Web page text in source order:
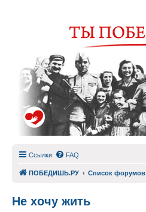
Ссылки FAQ
ПОБЕДИШЬ.РУ Список форумов
Не хочу жить